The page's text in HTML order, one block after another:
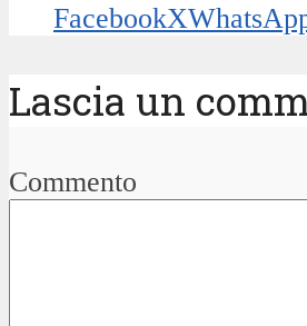
FacebookX
Lascia un
Commento